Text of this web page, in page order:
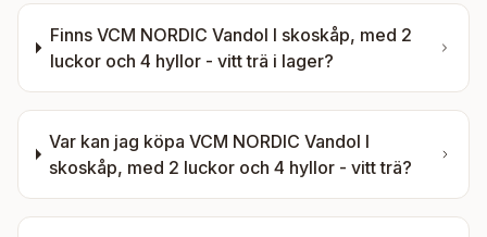
Finns VCM NORDIC Vandol I skoskåp, med 2
luckor och 4 hyllor - vitt trä i lager?
Var kan jag köpaVCM NORDIC Vandol I
skoskåp, med 2 luckor och 4 hyllor - vitt trä?